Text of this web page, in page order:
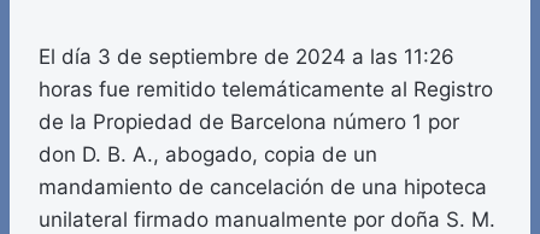
El día 3 de septiembre de 2024 a las 11:26
horas fue remitido telemáticamente al Registro
de la Propiedad de Barcelona número 1 por
don D. B. A., abogado, copia de un
mandamiento de cancelación de una hipoteca
unilateral firmado manualmente por doña S. M.